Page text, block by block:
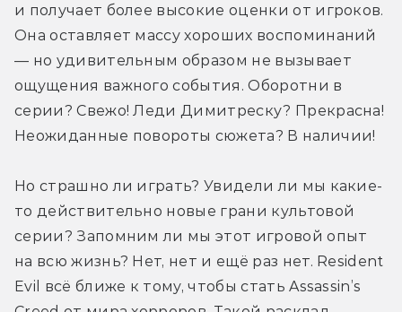
и получает более высокие оценки от игроков.
Она оставляет массу хороших воспоминаний
— но удивительным образом не вызывает
ощущения важного события. Оборотни в
серии? Свежо! Леди Димитреску? Прекрасна!
Неожиданные повороты сюжета? В наличии!
Но страшно ли играть? Увидели ли мы какие-
то действительно новые грани культовой
серии? Запомним ли мы этот игровой опыт
на всю жизнь? Нет, нет и ещё раз нет. Resident
Evil всё ближе к тому, чтобы стать Assassin’s